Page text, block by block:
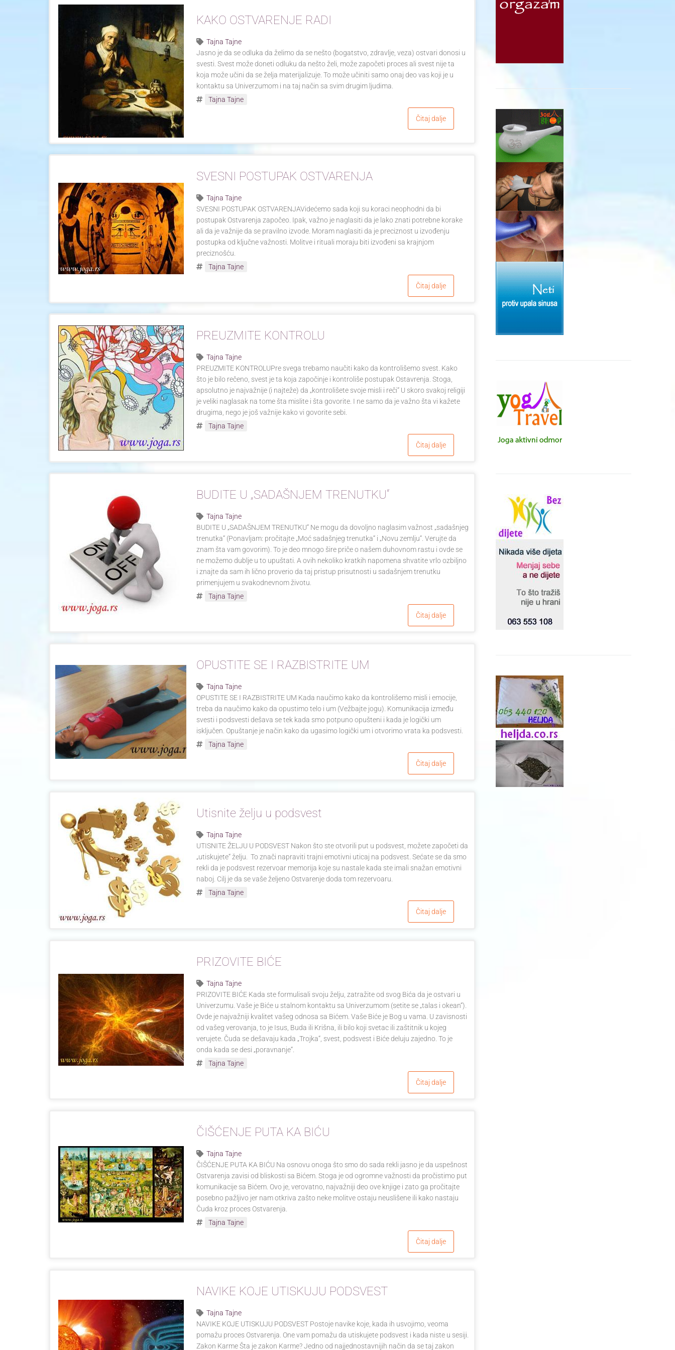
KAKO OSTVARENJE RADI
Tajna Tajne
Jasno je da se odluka da želimo da se nešto (bogatstvo, zdravlje, veza) ostvari donosi u
svesti. Svest može doneti odluku da nešto želi, može započeti proces ali svest nije ta
koja može učini da se želja materijalizuje. To može učiniti samo onaj deo vas koji je u
kontaktu sa Univerzumom i na taj način sa svim drugim ljudima.
Tajna Tajne
Čitaj dalje
SVESNI POSTUPAK OSTVARENJA
Tajna Tajne
SVESNI POSTUPAK OSTVARENJAVidećemo sada koji su koraci neophodni da bi
postupak Ostvarenja započeo. Ipak, važno je naglasiti da je lako znati potrebne korake
ali da je važnije da se pravilno izvode. Moram naglasiti da je preciznost u izvođenju
postupka od ključne važnosti. Molitve i rituali moraju biti izvođeni sa krajnjom
preciznošću.
Tajna Tajne
Čitaj dalje
PREUZMITE KONTROLU
Tajna Tajne
PREUZMITE KONTROLUPre svega trebamo naučiti kako da kontrolišemo svest. Kako
što je bilo rečeno, svest je ta koja započinje i kontroliše postupak Ostavrenja. Stoga,
apsolutno je najvažnije (i najteže) da „kontrolišete svoje misli i reči“ U skoro svakoj religiji
je veliki naglasak na tome šta mislite i šta govorite. I ne samo da je važno šta vi kažete
drugima, nego je još važnije kako vi govorite sebi.
Tajna Tajne
Čitaj dalje
BUDITE U „SADAŠNJEM TRENUTKU“
Tajna Tajne
BUDITE U „SADAŠNJEM TRENUTKU“ Ne mogu da dovoljno naglasim važnost „sadašnjeg
trenutka“ (Ponavljam: pročitajte „Moć sadašnjeg trenutka“ i „Novu zemlju“. Verujte da
znam šta vam govorim). To je deo mnogo šire priče o našem duhovnom rastu i ovde se
ne možemo dublje u to upuštati. A ovih nekoliko kratkih napomena shvatite vrlo ozbiljno
i znajte da sam ih lično proverio da taj pristup prisutnosti u sadašnjem trenutku
primenjujem u svakodnevnom životu.
Tajna Tajne
Čitaj dalje
OPUSTITE SE I RAZBISTRITE UM
Tajna Tajne
OPUSTITE SE I RAZBISTRITE UM Kada naučimo kako da kontrolišemo misli i emocije,
treba da naučimo kako da opustimo telo i um (Vežbajte jogu). Komunikacija između
svesti i podsvesti dešava se tek kada smo potpuno opušteni i kada je logički um
isključen. Opuštanje je način kako da ugasimo logički um i otvorimo vrata ka podsvesti.
Tajna Tajne
Čitaj dalje
Utisnite želju u podsvest
Tajna Tajne
UTISNITE ŽELJU U PODSVEST Nakon što ste otvorili put u podsvest, možete započeti da
„utiskujete“ želju. To znači napraviti trajni emotivni uticaj na podsvest. Sećate se da smo
rekli da je podsvest rezervoar memorija koje su nastale kada ste imali snažan emotivni
naboj. Cilj je da se vaše željeno Ostvarenje doda tom rezervoaru.
Tajna Tajne
Čitaj dalje
PRIZOVITE BIĆE
Tajna Tajne
PRIZOVITE BIĆE Kada ste formulisali svoju želju, zatražite od svog Bića da je ostvari u
Univerzumu. Vaše je Biće u stalnom kontaktu sa Univerzumom (setite se „talas i okean“).
Ovde je najvažniji kvalitet vašeg odnosa sa Bićem. Vaše Biće je Bog u vama. U zavisnosti
od vašeg verovanja, to je Isus, Buda ili Krišna, ili bilo koji svetac ili zaštitnik u kojeg
verujete. Čuda se dešavaju kada „Trojka“, svest, podsvest i Biće deluju zajedno. To je
onda kada se desi „poravnanje“.
Tajna Tajne
Čitaj dalje
ČIŠĆENJE PUTA KA BIĆU
Tajna Tajne
ČIŠĆENJE PUTA KA BIĆU Na osnovu onoga što smo do sada rekli jasno je da uspešnost
Ostvarenja zavisi od bliskosti sa Bićem. Stoga je od ogromne važnosti da pročistimo put
komunikacije sa Bićem. Ovo je, verovatno, najvažniji deo ove knjige i zato ga pročitajte
posebno pažljivo jer nam otkriva zašto neke molitve ostaju neuslišene ili kako nastaju
Čuda kroz proces Ostvarenja.
Tajna Tajne
Čitaj dalje
NAVIKE KOJE UTISKUJU PODSVEST
Tajna Tajne
NAVIKE KOJE UTISKUJU PODSVEST Postoje navike koje, kada ih usvojimo, veoma
pomažu proces Ostvarenja. One vam pomažu da utiskujete podsvest i kada niste u sesiji.
Zakon Karme Šta je zakon Karme? Jedno od najjednostavnijih način da se taj zakon